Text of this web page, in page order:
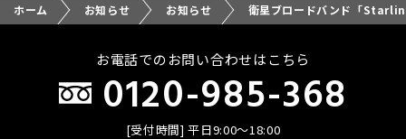
ホーム お知らせ お知らせ 衛星ブロードバンド「
お電話でのお問い合わせはこちら
0120-985-368
[受付時間] 平日9:00〜18:00